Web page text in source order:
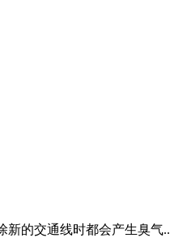
新的交通线时都会产生臭气